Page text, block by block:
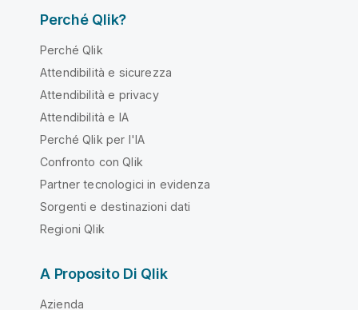
Perché Qlik?
Perché Qlik
Attendibilità e sicurezza
Attendibilità e privacy
Attendibilità e IA
Perché Qlik per l'IA
Confronto con Qlik
Partner tecnologici in evidenza
Sorgenti e destinazioni dati
Regioni Qlik
A Proposito Di Qlik
Azienda